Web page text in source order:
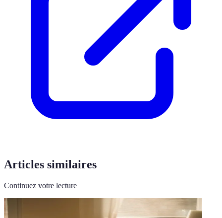
Articles similaires
Continuez votre lecture